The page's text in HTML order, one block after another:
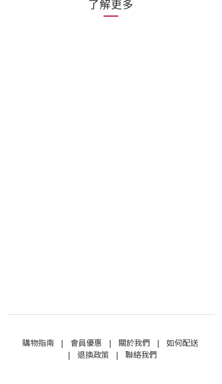
了解更多
購物指南| 會員優惠 | 關於我們 | 如何配送
| 退換政策 | 聯絡我們